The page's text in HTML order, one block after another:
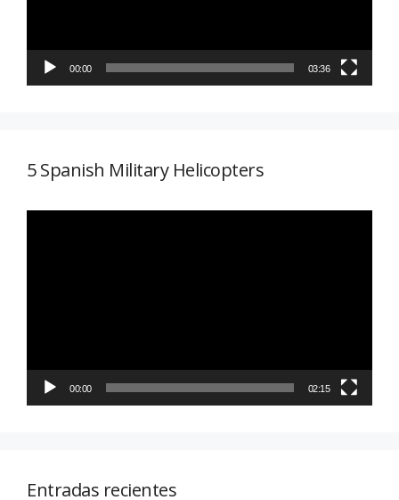
00:00 03:36
5 Spanish Military Helicopters
00:00 02:15
Entradas recientes